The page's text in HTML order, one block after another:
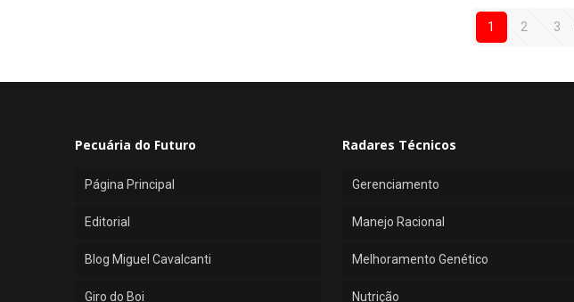
1 2 3
Pecuária do Futuro
Página Principal
Editorial
Blog Miguel Cavalcanti
Giro do Boi
Radares Técnicos
Gerenciamento
Manejo Racional
Melhoramento Genético
Nutrição